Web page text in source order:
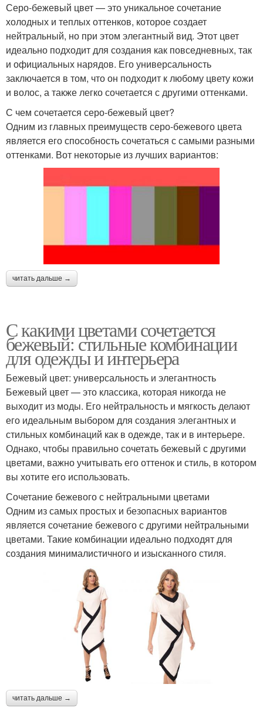
Серо-бежевый цвет — это уникальное сочетание
холодных и теплых оттенков, которое создает
нейтральный, но при этом элегантный вид. Этот цвет
идеально подходит для создания как повседневных, так
и официальных нарядов. Его универсальность
заключается в том, что он подходит к любому цвету кожи
и волос, а также легко сочетается с другими оттенками.
С чем сочетается серо-бежевый цвет?
Одним из главных преимуществ серо-бежевого цвета
является его способность сочетаться с самыми разными
оттенками. Вот некоторые из лучших вариантов:
читать дальше →
С какими цветами сочетается
бежевый: стильные комбинации
для одежды и интерьера
Бежевый цвет: универсальность и элегантность
Бежевый цвет — это классика, которая никогда не
выходит из моды. Его нейтральность и мягкость делают
его идеальным выбором для создания элегантных и
стильных комбинаций как в одежде, так и в интерьере.
Однако, чтобы правильно сочетать бежевый с другими
цветами, важно учитывать его оттенок и стиль, в котором
вы хотите его использовать.
Сочетание бежевого с нейтральными цветами
Одним из самых простых и безопасных вариантов
является сочетание бежевого с другими нейтральными
цветами. Такие комбинации идеально подходят для
создания минималистичного и изысканного стиля.
читать дальше →